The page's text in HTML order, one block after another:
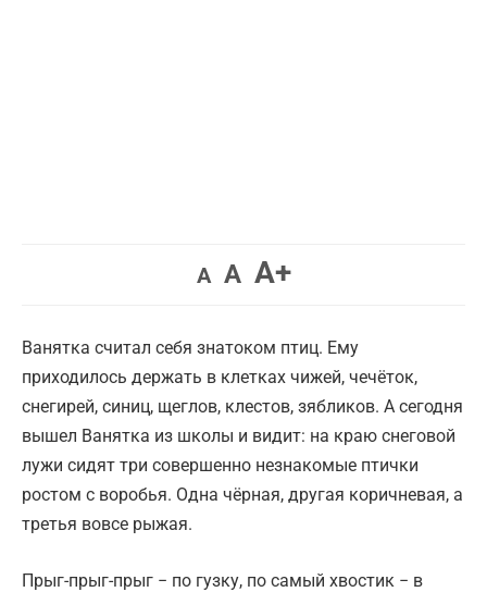
AУменьшить
AВернуть
A+Увеличить
Ванятка считал себя знатоком птиц. Ему
приходилось держать в клетках чижей, чечёток,
снегирей, синиц, щеглов, клестов, зябликов. А сегодня
вышел Ванятка из школы и видит: на краю снеговой
лужи сидят три совершенно незнакомые птички
ростом с воробья. Одна чёрная, другая коричневая, а
третья вовсе рыжая.
Прыг-прыг-прыг − по гузку, по самый хвостик − в